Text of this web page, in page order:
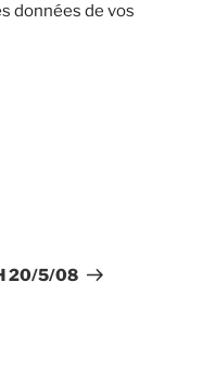
données de vos
20/5/08